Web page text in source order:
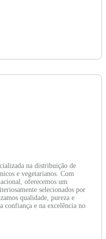
na distribuição de
e vegetarianos. Com
oferecemos um
selecionados por
qualidade, pureza e
confiança e na excelência no